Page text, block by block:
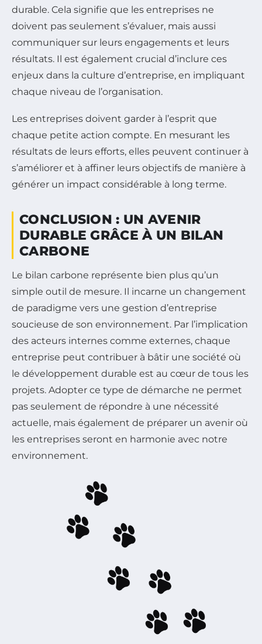
durable. Cela signifie que les entreprises ne
doivent pas seulement s’évaluer, mais aussi
communiquer sur leurs engagements et leurs
résultats. Il est également crucial d’inclure ces
enjeux dans la culture d’entreprise, en impliquant
chaque niveau de l’organisation.
Les entreprises doivent garder à l’esprit que
chaque petite action compte. En mesurant les
résultats de leurs efforts, elles peuvent continuer à
s’améliorer et à affiner leurs objectifs de manière à
générer un impact considérable à long terme.
CONCLUSION : UN AVENIR
DURABLE GRÂCE À UN BILAN
CARBONE
Le bilan carbone représente bien plus qu’un
simple outil de mesure. Il incarne un changement
de paradigme vers une gestion d’entreprise
soucieuse de son environnement. Par l’implication
des acteurs internes comme externes, chaque
entreprise peut contribuer à bâtir une société où
le développement durable est au cœur de tous les
projets. Adopter ce type de démarche ne permet
pas seulement de répondre à une nécessité
actuelle, mais également de préparer un avenir où
les entreprises seront en harmonie avec notre
environnement.